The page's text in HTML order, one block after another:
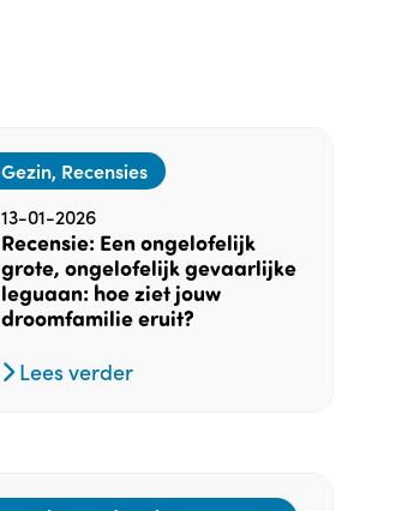
Gezin, Recensies
13-01-2026
Recensie: Een ongelofelijk
grote, ongelofelijk gevaarlijke
leguaan: hoe ziet jouw
droomfamilie eruit?
Lees verder